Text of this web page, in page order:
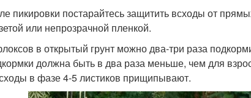
пикировки постарайтесь защитить всходы от
или непрозрачной пленкой.
в открытый грунт можно два-три раза
должна быть в два раза меньше, чем для
в фазе 4-5 листиков прищипывают.